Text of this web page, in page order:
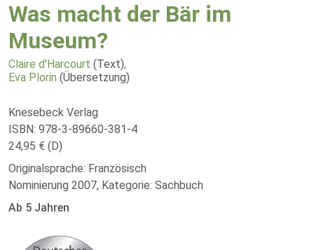
Was macht der Bär im
Museum?
Claire d'Harcourt (Text),
Eva Plorin (Übersetzung)
Knesebeck Verlag
ISBN: 978-3-89660-381-4
24,95 € (D)
Originalsprache: Französisch
Nominierung 2007, Kategorie: Sachbuch
Ab 5 Jahren